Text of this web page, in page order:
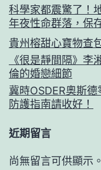
科學家都震驚了！
年夜性命群落，保
貴州榕甜心寶物查
《很是靜間隔》李
倫的婚戀細節
冀時OSDER奧斯
防護指南請收好！
近期留言
尚無留言可供顯示。